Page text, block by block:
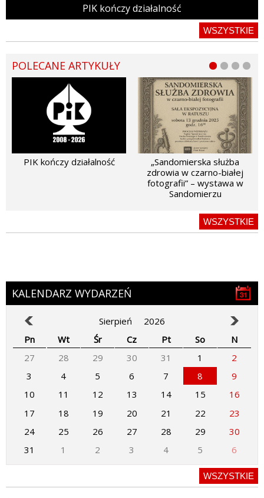
PIK kończy działalność
WSZYSTKIE
POLECANE ARTYKUŁY
PIK kończy działalność
„Sandomierska służba
zdrowia w czarno-białej
fotografii” – wystawa w
Sandomierzu
WSZYSTKIE
KALENDARZ WYDARZEŃ
Sierpień
2026
Pn
Wt Śr Cz Pt So
N
27
28 29 30 31 1
2
3
4 5 6 7 8
9
10
11 12 13 14 15
16
17
18 19 20 21 22
23
24
25 26 27 28 29
30
31
1 2 3 4 5 6
WSZYSTKIE